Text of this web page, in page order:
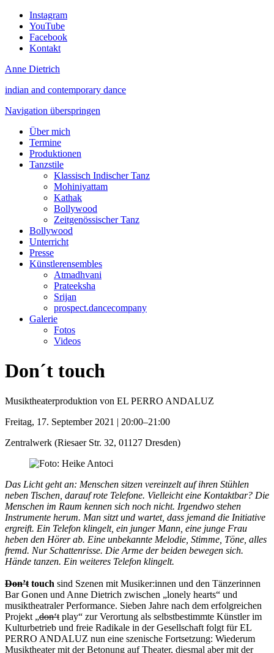
Instagram
YouTube
Facebook
Kontakt
Anne Dietrich
indian and contemporary dance
Navigation überspringen
Über mich
Termine
Produktionen
Tanzstile
Klassisch Indischer Tanz
Mohiniyattam
Kathak
Bollywood
Zeitgenössischer Tanz
Bollywood
Unterricht
Presse
Künstlerensembles
Atmadhvani
Prateeksha
Srijan
prospect.dancecompany
Galerie
Fotos
Videos
Don´t touch
Musiktheaterproduktion von EL PERRO ANDALUZ
Freitag, 17. September 2021 | 20:00–21:00
Zentralwerk (Riesaer Str. 32, 01127 Dresden)
Das Licht geht an: Menschen sitzen vereinzelt auf ihren Stühlen
neben Tischen, darauf rote Telefone. Vielleicht eine Kontaktbar? Die
Menschen im Raum kennen sich noch nicht. Irgendwo stehen
Instrumente herum. Man sitzt und wartet, dass jemand die Initiative
ergreift. Ein Telefon klingelt, ein junger Mann, eine junge Frau
heben den Hörer ab. Eine unbekannte Melodie, Stimme, Töne, alles
fremd. Nur Schattenrisse. Die Arme der beiden bewegen sich.
Hände tanzen. Ein weiteres Telefon klingelt.
Don’t touch sind Szenen mit Musiker:innen und den Tänzerinnen
Bar Gonen und Anne Dietrich zwischen „lonely hearts“ und
musiktheatraler Performance. Sieben Jahre nach dem erfolgreichen
Projekt „don‘t play“ zur Verortung als selbstbestimmte Künstler im
Kulturbetrieb und freie Radikale in der Gesellschaft folgt fürEL
PERRO ANDALUZ nun eine szenische Fortsetzung: Wiederum
Musiktheater mit der Betonung auf Theater, diesmal aber mit der